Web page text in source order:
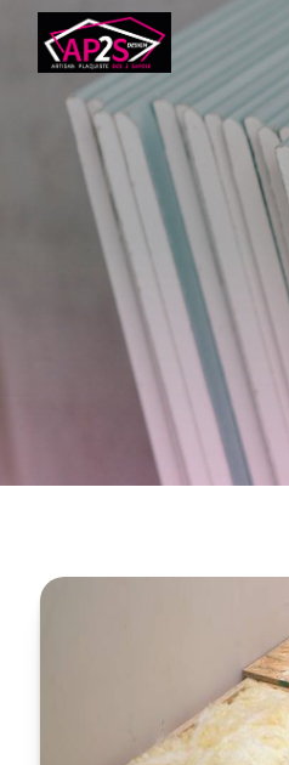
Panneau de gestion des cookies